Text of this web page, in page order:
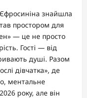
знайшла
простором для
— це не просто
Гості — від
душі. Разом
дівчатка», де
ментальне
року, але він